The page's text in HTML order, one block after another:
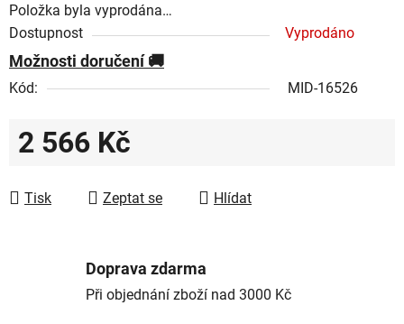
Položka byla vyprodána…
Dostupnost
Vyprodáno
Možnosti doručení
Kód: MID-16526
2 566 Kč
Tisk
Zeptat se Hlídat
Doprava zdarma
Při objednání zboží nad 3000 Kč